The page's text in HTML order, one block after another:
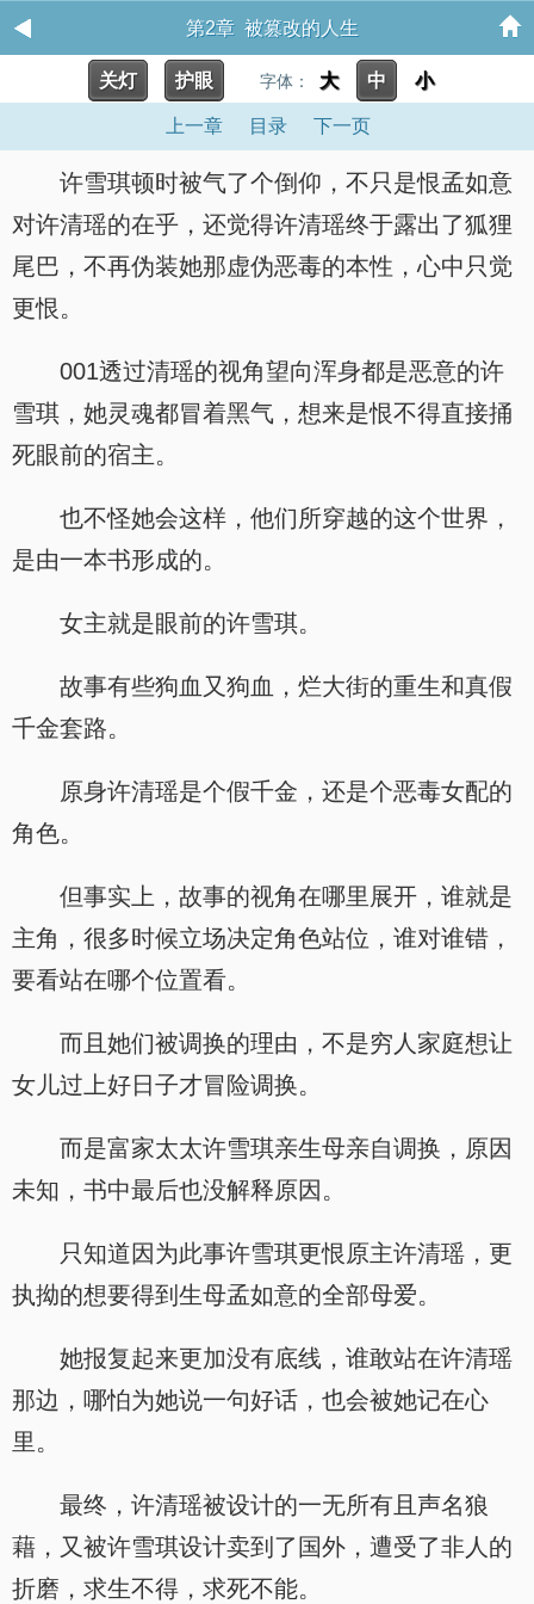
第2章 被篡改的人生
关灯 护眼 字体： 大 中 小
上一章 目录 下一页
许雪琪顿时被气了个倒仰，不只是恨孟如意
对许清瑶的在乎，还觉得许清瑶终于露出了狐狸
尾巴，不再伪装她那虚伪恶毒的本性，心中只觉
更恨。
001透过清瑶的视角望向浑身都是恶意的许
雪琪，她灵魂都冒着黑气，想来是恨不得直接捅
死眼前的宿主。
也不怪她会这样，他们所穿越的这个世界，
是由一本书形成的。
女主就是眼前的许雪琪。
故事有些狗血又狗血，烂大街的重生和真假
千金套路。
原身许清瑶是个假千金，还是个恶毒女配的
角色。
但事实上，故事的视角在哪里展开，谁就是
主角，很多时候立场决定角色站位，谁对谁错，
要看站在哪个位置看。
而且她们被调换的理由，不是穷人家庭想让
女儿过上好日子才冒险调换。
而是富家太太许雪琪亲生母亲自调换，原因
未知，书中最后也没解释原因。
只知道因为此事许雪琪更恨原主许清瑶，更
执拗的想要得到生母孟如意的全部母爱。
她报复起来更加没有底线，谁敢站在许清瑶
那边，哪怕为她说一句好话，也会被她记在心
里。
最终，许清瑶被设计的一无所有且声名狼
藉，又被许雪琪设计卖到了国外，遭受了非人的
折磨，求生不得，求死不能。